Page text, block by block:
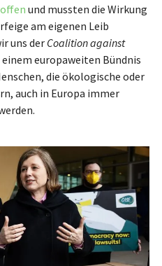
und mussten die Wirkung
am eigenen Leib
uns der Coalition against
einem europaweiten Bündnis
die ökologische oder
auch in Europa immer